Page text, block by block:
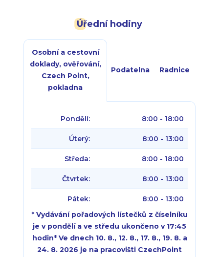
Úřední hodiny
Osobní a cestovní
doklady, ověřování,
Czech Point,
pokladna
Podatelna Radnice
Pondělí: 8:00 - 18:00
Úterý: 8:00 - 13:00
Středa: 8:00 - 18:00
Čtvrtek: 8:00 - 13:00
Pátek:
8:00 - 13:00
* Vydávání pořadových lístečků z číselníku
je v pondělí a ve středu ukončeno v 17:45
hodin* Ve dnech 10. 8., 12. 8., 17. 8., 19. 8. a
24. 8. 2026 je na pracovišti CzechPoint